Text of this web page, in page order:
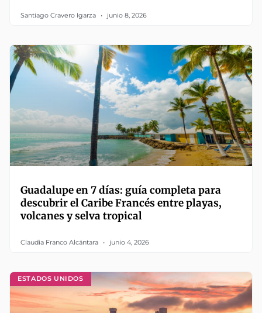
Santiago Cravero Igarza junio 8, 2026
Guadalupe en 7 días: guía completa para
descubrir el Caribe Francés entre playas,
volcanes y selva tropical
Claudia Franco Alcántara junio 4, 2026
ESTADOS UNIDOS